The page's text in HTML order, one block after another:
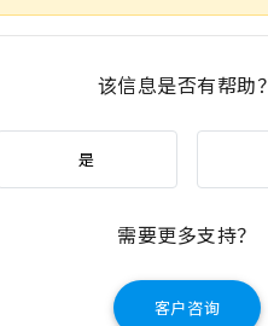
该信息是否有帮助？
是
需要更多支持？
客户咨询